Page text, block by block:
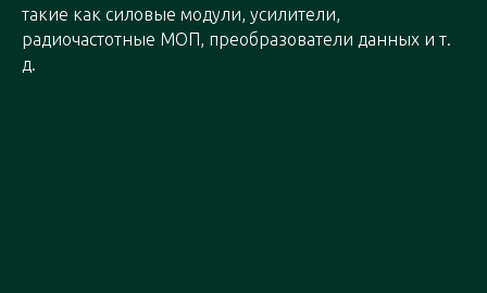
такие как силовые модули, усилители,
радиочастотные МОП, преобразователи данных и т.
д.